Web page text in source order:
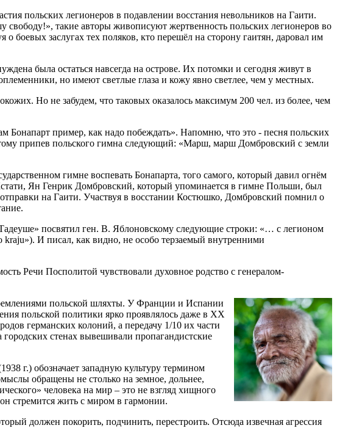
польских легионеров в подавлении восстания невольников на Гаити.
свободу!», такие авторы живописуют жертвенность польских легионеров во
боевых заслугах тех поляков, кто перешёл на сторону гаитян, даровал им
была остаться навсегда на острове. Их потомки и сегодня живут в
но имеют светлые глаза и кожу явно светлее, чем у местных.
Но не забудем, что таковых оказалось максимум 200 чел. из более, чем
Бонапарт пример, как надо побеждать». Напомню, что это - песня польских
припев польского гимна следующий: «Марш, марш Домбровский с земли
гимне воспевать Бонапарта, того самого, который давил огнём
Ян Генрик Домбровский, который упоминается в гимне Польши, был
на Гаити. Участвуя в восстании Костюшко, Домбровский помнил о
посвятил ген. В. Яблоновскому следующие строки: «… с легионом
И писал, как видно, не особо терзаемый внутренними
Речи Посполитой чувствовали духовное родство с генералом-
польской шляхты. У Франции и Испании
польской политики ярко проявлялось даже в ХХ
германских колоний, а передачу 1/10 их части
стенах вывешивали пропагандистские
г.) обозначает западную культуру термином
обращены не столько на земное, дольнее,
человека на мир – это не взгляд хищного
стремится жить с миром в гармонии.
должен покорить, подчинить, перестроить. Отсюда извечная агрессия